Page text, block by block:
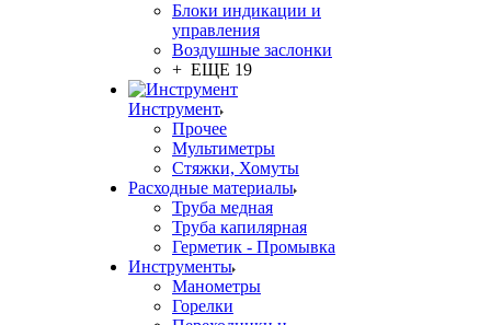
Блоки индикации и
управления
Воздушные заслонки
+ ЕЩЕ 19
Инструмент
Прочее
Мультиметры
Стяжки, Хомуты
Расходные материалы
Труба медная
Труба капилярная
Герметик - Промывка
Инструменты
Манометры
Горелки